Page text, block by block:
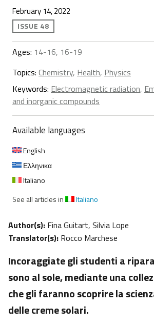
February 14, 2022
ISSUE 48
Ages: 14-16, 16-19
Topics: Chemistry, Health, Physics
Keywords: Electromagnetic radiation,
and inorganic compounds
Available languages
English
Ελληνικα
Italiano
See all articles in
Italiano
Author(s): Fina Guitart, Silvia Lope
Translator(s): Rocco Marchese
Incoraggiate gli studenti a
sono al sole, mediante una
che gli faranno scoprire la
delle creme solari.